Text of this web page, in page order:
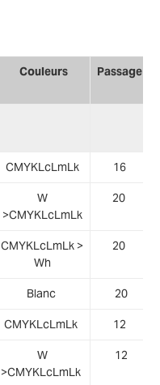
Couleurs Passage
CMYKLcLmLk 16
W
>CMYKLcLmLk
20
CMYKLcLmLk >
Wh
20
Blanc 20
CMYKLcLmLk 12
W
>CMYKLcLmLk
12